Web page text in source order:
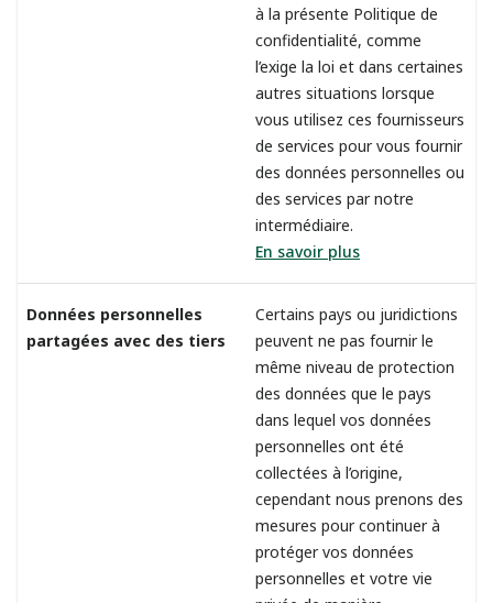
à la présente Politique de
confidentialité, comme
l’exige la loi et dans certaines
autres situations lorsque
vous utilisez ces fournisseurs
de services pour vous fournir
des données personnelles ou
des services par notre
intermédiaire.
En savoir plus
Données personnelles
partagées avec des tiers
Certains pays ou juridictions
peuvent ne pas fournir le
même niveau de protection
des données que le pays
dans lequel vos données
personnelles ont été
collectées à l’origine,
cependant nous prenons des
mesures pour continuer à
protéger vos données
personnelles et votre vie